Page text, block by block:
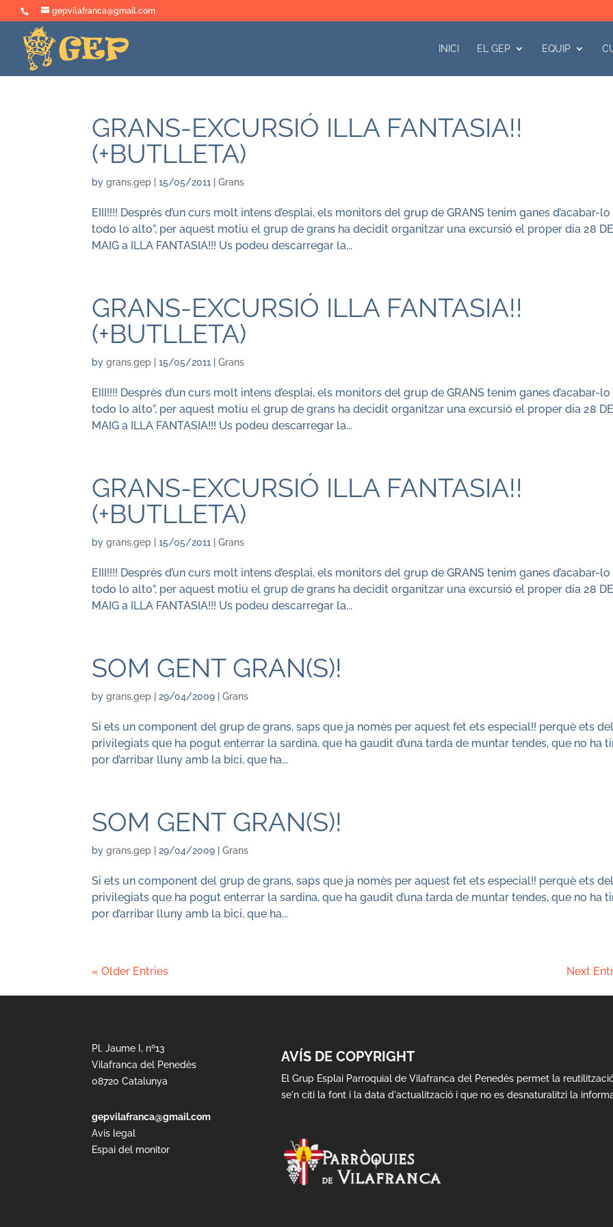
gepvilafranca@gmail.com
INICI EL GEP EQUIP
GRANS-EXCURSIÓ ILLA FANTASIA!!
(+BUTLLETA)
bygrans.gep |15/05/2011 |Grans
EIII!!!! Desprès d’un curs molt intens d’esplai, els monitors del grup de GRANS tenim ganes d’acabar-lo
todo lo alto”, per aquest motiu el grup de grans ha decidit organitzar una excursió el proper dia 28 DE
MAIG a ILLA FANTASIA!!! Us podeu descarregar la...
GRANS-EXCURSIÓ ILLA FANTASIA!!
(+BUTLLETA)
bygrans.gep |15/05/2011 |Grans
EIII!!!! Desprès d’un curs molt intens d’esplai, els monitors del grup de GRANS tenim ganes d’acabar-lo
todo lo alto”, per aquest motiu el grup de grans ha decidit organitzar una excursió el proper dia 28 DE
MAIG a ILLA FANTASIA!!! Us podeu descarregar la...
GRANS-EXCURSIÓ ILLA FANTASIA!!
(+BUTLLETA)
bygrans.gep |15/05/2011 |Grans
EIII!!!! Desprès d’un curs molt intens d’esplai, els monitors del grup de GRANS tenim ganes d’acabar-lo
todo lo alto”, per aquest motiu el grup de grans ha decidit organitzar una excursió el proper dia 28 DE
MAIG a ILLA FANTASIA!!! Us podeu descarregar la...
SOM GENT GRAN(S)!
bygrans.gep |29/04/2009 |Grans
Si ets un component del grup de grans, saps que ja nomès per aquest fet ets especial!! perquè ets
privilegiats que ha pogut enterrar la sardina, que ha gaudit d’una tarda de muntar tendes, que no ha
por d’arribar lluny amb la bici, que ha...
SOM GENT GRAN(S)!
bygrans.gep |29/04/2009 |Grans
Si ets un component del grup de grans, saps que ja nomès per aquest fet ets especial!! perquè ets
privilegiats que ha pogut enterrar la sardina, que ha gaudit d’una tarda de muntar tendes, que no ha
por d’arribar lluny amb la bici, que ha...
« Older Entries Next
Pl. Jaume I, nº13
Vilafranca del Penedès
08720 Catalunya
gepvilafranca@gmail.com
Avís legal
Espai del monitor
AVÍS DE COPYRIGHT
El Grup Esplai Parroquial de Vilafranca del Penedès permet la
se'n citi la font i la data d'actualització i que no es desnaturalitzi la